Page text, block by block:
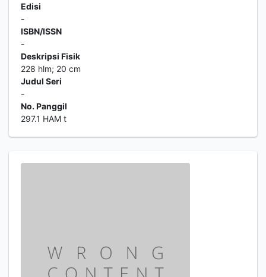
Edisi
-
ISBN/ISSN
-
Deskripsi Fisik
228 hlm; 20 cm
Judul Seri
-
No. Panggil
297.1 HAM t